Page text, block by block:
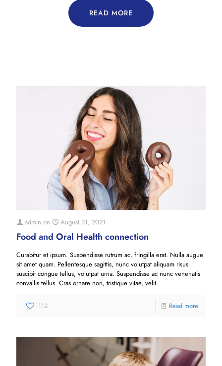
READ MORE
admin on August 31, 2021
Food and Oral Health connection
Curabitur et ipsum. Suspendisse rutrum ac, fringilla erat. Nulla augue
sit amet quam. Pellentesque sagittis, nunc volutpat aliquam risus
suscipit congue tellus, volutpat urna. Suspendisse ac nunc venenatis
convallis tellus. Cras ornare non, tristique vitae, velit.
112 Read more